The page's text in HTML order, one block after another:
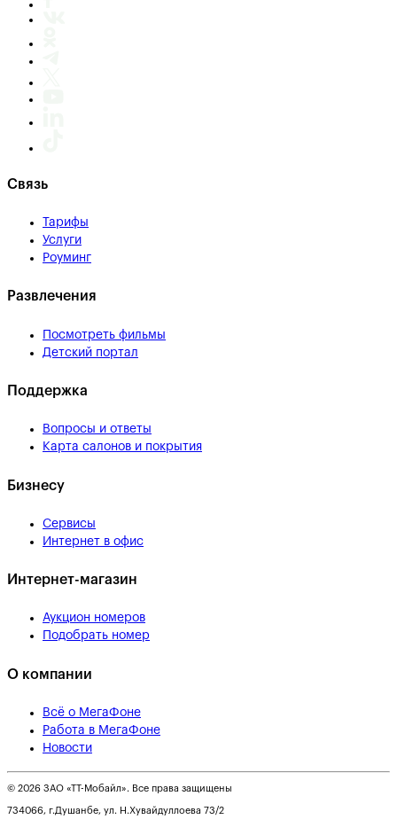
Связь
Тарифы
Услуги
Роуминг
Развлечения
Посмотреть фильмы
Детский портал
Поддержка
Вопросы и ответы
Карта салонов и покрытия
Бизнесу
Сервисы
Интернет в офис
Интернет-магазин
Аукцион номеров
Подобрать номер
О компании
Всё о МегаФоне
Работа в МегаФоне
Новости
© 2026 ЗАО «ТТ-Мобайл». Все права защищены
734066, г.Душанбе, ул. Н.Хувайдуллоева 73/2